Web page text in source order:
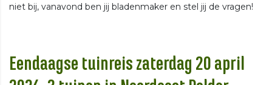
niet bij, vanavond ben jij bladenmaker en stel jij de vragen!
Eendaagse tuinreis zaterdag 20 april